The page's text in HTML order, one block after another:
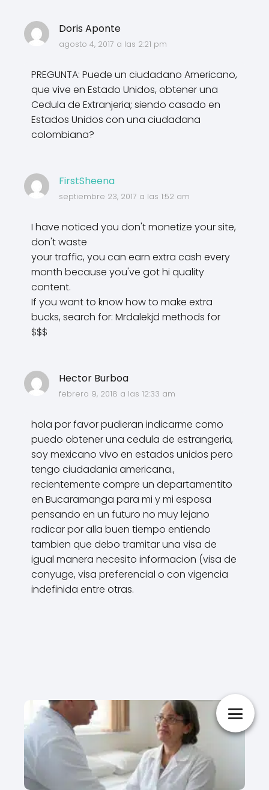
Doris Aponte
agosto 4, 2017 a las 2:21 pm
PREGUNTA: Puede un ciudadano Americano,
que vive en Estado Unidos, obtener una
Cedula de Extranjeria; siendo casado en
Estados Unidos con una ciudadana
colombiana?
FirstSheena
septiembre 23, 2017 a las 1:52 am
I have noticed you don't monetize your site,
don't waste
your traffic, you can earn extra cash every
month because you've got hi quality
content.
If you want to know how to make extra
bucks, search for: Mrdalekjd methods for
$$$
Hector Burboa
febrero 9, 2018 a las 12:33 am
hola por favor pudieran indicarme como
puedo obtener una cedula de estrangeria,
soy mexicano vivo en estados unidos pero
tengo ciudadania americana.,
recientemente compre un departamentito
en Bucaramanga para mi y mi esposa
pensando en un futuro no muy lejano
radicar por alla buen tiempo entiendo
tambien que debo tramitar una visa de
igual manera necesito informacion (visa de
conyuge, visa preferencial o con vigencia
indefinida entre otras.